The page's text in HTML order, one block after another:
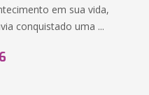
em sua vida,
conquistado uma ...